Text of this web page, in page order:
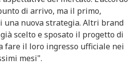
di arrivo, ma il primo,
una nuova strategia. Altri brand
scelto e sposato il progetto di
fare il loro ingresso ufficiale nei
mesi".